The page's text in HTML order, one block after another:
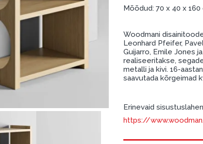
Mõõdud: 70 x 40 x
Woodmani
Leonhard Pfeifer,
Guijarro, Emile Jones
realiseeritakse,
metalli ja kivi. 16-
saavutada kõrgeimad
Erinevaid
https://